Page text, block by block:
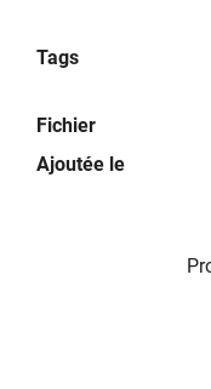
Tags
Fichier
Ajoutée le